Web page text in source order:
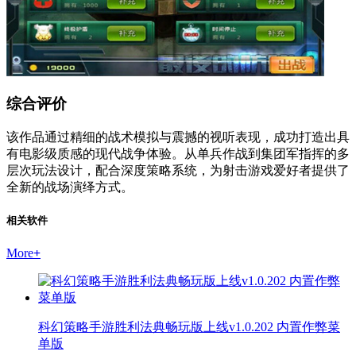
综合评价
该作品通过精细的战术模拟与震撼的视听表现，成功打造出具
有电影级质感的现代战争体验。从单兵作战到集团军指挥的多
层次玩法设计，配合深度策略系统，为射击游戏爱好者提供了
全新的战场演绎方式。
相关软件
More+
科幻策略手游胜利法典畅玩版上线v1.0.202 内置作弊菜
单版